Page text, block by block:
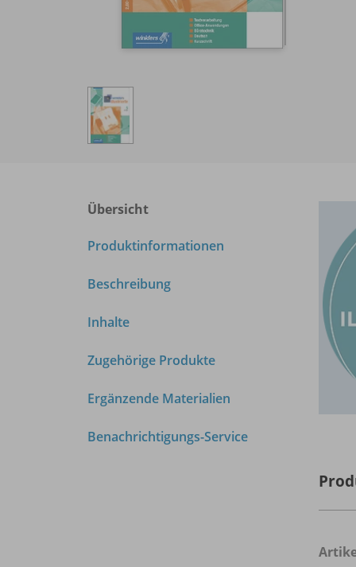
Übersicht
Produktinformationen
Beschreibung
Inhalte
Zugehörige Produkte
Ergänzende Materialien
Benachrichtigungs-Service